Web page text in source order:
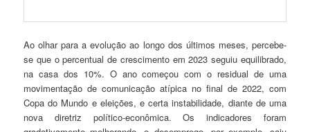
Ao olhar para a evolução ao longo dos últimos meses, percebe-
se que o percentual de crescimento em 2023 seguiu equilibrado,
na casa dos 10%. O ano começou com o residual de uma
movimentação de comunicação atípica no final de 2022, com
Copa do Mundo e eleições, e certa instabilidade, diante de uma
nova diretriz político-econômica. Os indicadores foram